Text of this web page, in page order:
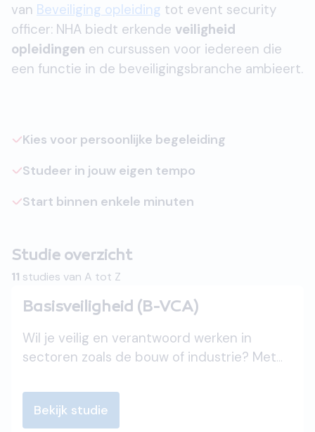
van Beveiliging opleiding tot event security
officer: NHA biedt erkende veiligheid
opleidingen en cursussen voor iedereen die
een functie in de beveiligingsbranche ambieert.
Kies voor persoonlijke begeleiding
Studeer in jouw eigen tempo
Start binnen enkele minuten
Studie overzicht
11 studies van A tot Z
Basisveiligheid (B-VCA)
Wil je veilig en verantwoord werken in
sectoren zoals de bouw of industrie? Met
essentiële veiligheids-, gezondheids- en
milieuregels kennen. Dit erkende VCA-
Bekijk studie